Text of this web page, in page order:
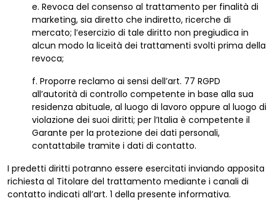
e. Revoca del consenso al trattamento per finalità di
marketing, sia diretto che indiretto, ricerche di
mercato; l’esercizio di tale diritto non pregiudica in
alcun modo la liceità dei trattamenti svolti prima della
revoca;
f. Proporre reclamo ai sensi dell’art. 77 RGPD
all’autorità di controllo competente in base alla sua
residenza abituale, al luogo di lavoro oppure al luogo di
violazione dei suoi diritti; per l’Italia è competente il
Garante per la protezione dei dati personali,
contattabile tramite i dati di contatto.
I predetti diritti potranno essere esercitati inviando apposita
richiesta al Titolare del trattamento mediante i canali di
contatto indicati all’art. 1 della presente informativa.